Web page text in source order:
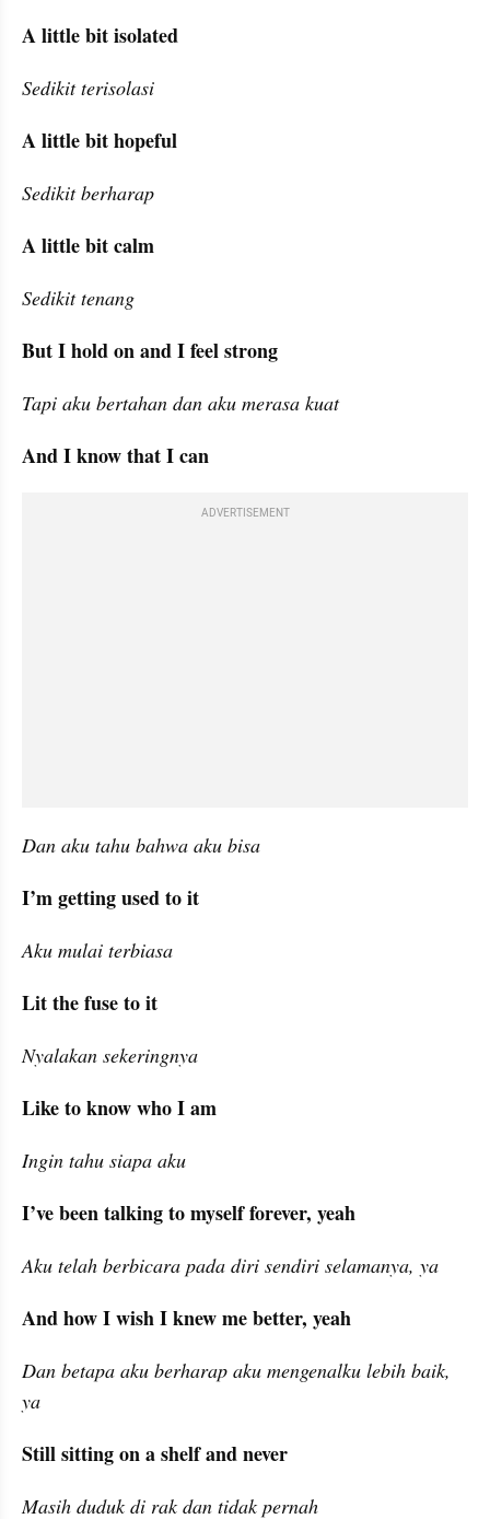
A little bit isolated
Sedikit terisolasi
A little bit hopeful
Sedikit berharap
A little bit calm
Sedikit tenang
But I hold on and I feel strong
Tapi aku bertahan dan aku merasa kuat
And I know that I can
ADVERTISEMENT
Dan aku tahu bahwa aku bisa
I’m getting used to it
Aku mulai terbiasa
Lit the fuse to it
Nyalakan sekeringnya
Like to know who I am
Ingin tahu siapa aku
I’ve been talking to myself forever, yeah
Aku telah berbicara pada diri sendiri selamanya, ya
And how I wish I knew me better, yeah
Dan betapa aku berharap aku mengenalku lebih baik,
ya
Still sitting on a shelf and never
Masih duduk di rak dan tidak pernah